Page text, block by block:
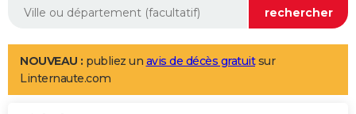
Aménagement intérieur
LIFESTYLE
Art de vivre
Bien-être
Loisirs
Mode
Modes de vie
NOUVEAU : publiez un avis de décès gratuitsur
Linternaute.com